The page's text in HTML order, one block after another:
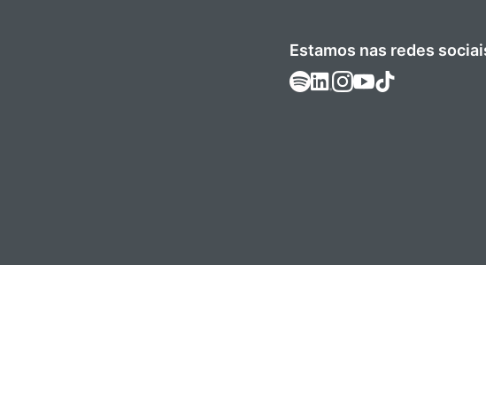
Estamos nas redes